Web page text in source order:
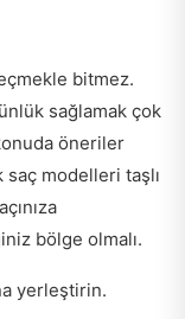
bitmez.
sağlamak çok
öneriler
saç modelleri taşlı
bölge olmalı.
yerleştirin.